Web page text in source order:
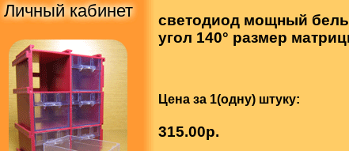
Личный кабинет
светодиод мощный
угол 140° размер
Цена за 1(одну) штуку:
315.00р.